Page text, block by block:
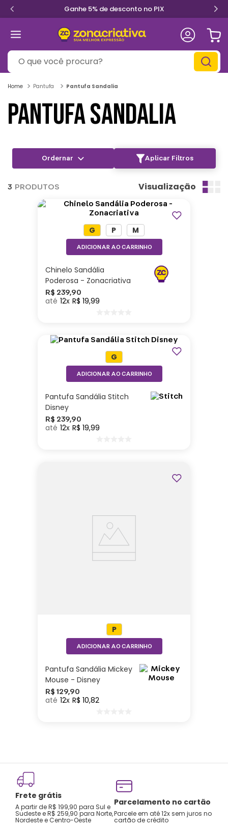
Ganhe 5% de desconto no PIX
O que você procura?
Pantufa Pantufa Sandalia
PANTUFA SANDALIA
Aplicar Filtros
3 PRODUTOS Visualização
Chinelo Sandália
Poderosa - Zonacriativa
R$ 239,90
12 R$ 19,99
G P M
ADICIONAR AO CARRINHO
Pantufa Sandália Stitch
Disney
R$ 239,90
12 R$ 19,99
G
ADICIONAR AO CARRINHO
Pantufa Sandália Mickey
Mouse - Disney
R$ 129,90
12 R$ 10,82
P
ADICIONAR AO CARRINHO
Frete grátis
A partir de R$ 199,90 para Sul e
Sudeste e R$ 259,90 para Norte,
Nordeste e Centro-Oeste
Parcelamento no cartão
Parcele em até 12x sem juros no
cartão de crédito